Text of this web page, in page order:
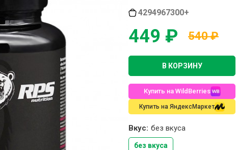
4294967300+
449 ₽ 540 ₽
В КОРЗИНУ
Купить на WildBerries
Купить на ЯндексМаркет
Вкус: без вкуса
без вкуса